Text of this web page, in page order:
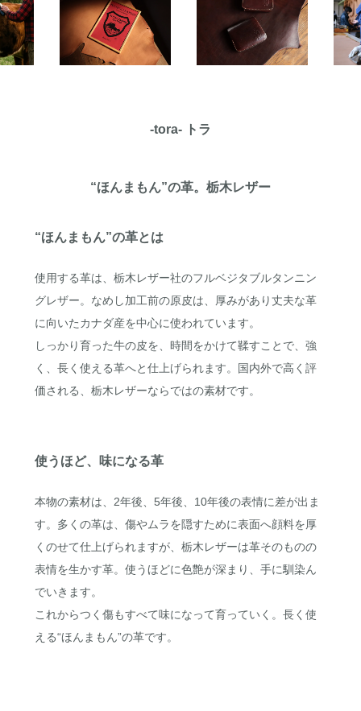
-tora- トラ
“ほんまもん”の革。栃木レザー
“ほんまもん”の革とは
使用する革は、栃木レザー社のフルベジタブルタンニン
グレザー。なめし加工前の原皮は、厚みがあり丈夫な革
に向いたカナダ産を中心に使われています。
しっかり育った牛の皮を、時間をかけて鞣すことで、強
く、長く使える革へと仕上げられます。国内外で高く評
価される、栃木レザーならではの素材です。
使うほど、味になる革
本物の素材は、2年後、5年後、10年後の表情に差が出ま
す。多くの革は、傷やムラを隠すために表面へ顔料を厚
くのせて仕上げられますが、栃木レザーは革そのものの
表情を生かす革。使うほどに色艶が深まり、手に馴染ん
でいきます。
これからつく傷もすべて味になって育っていく。長く使
える“ほんまもん”の革です。